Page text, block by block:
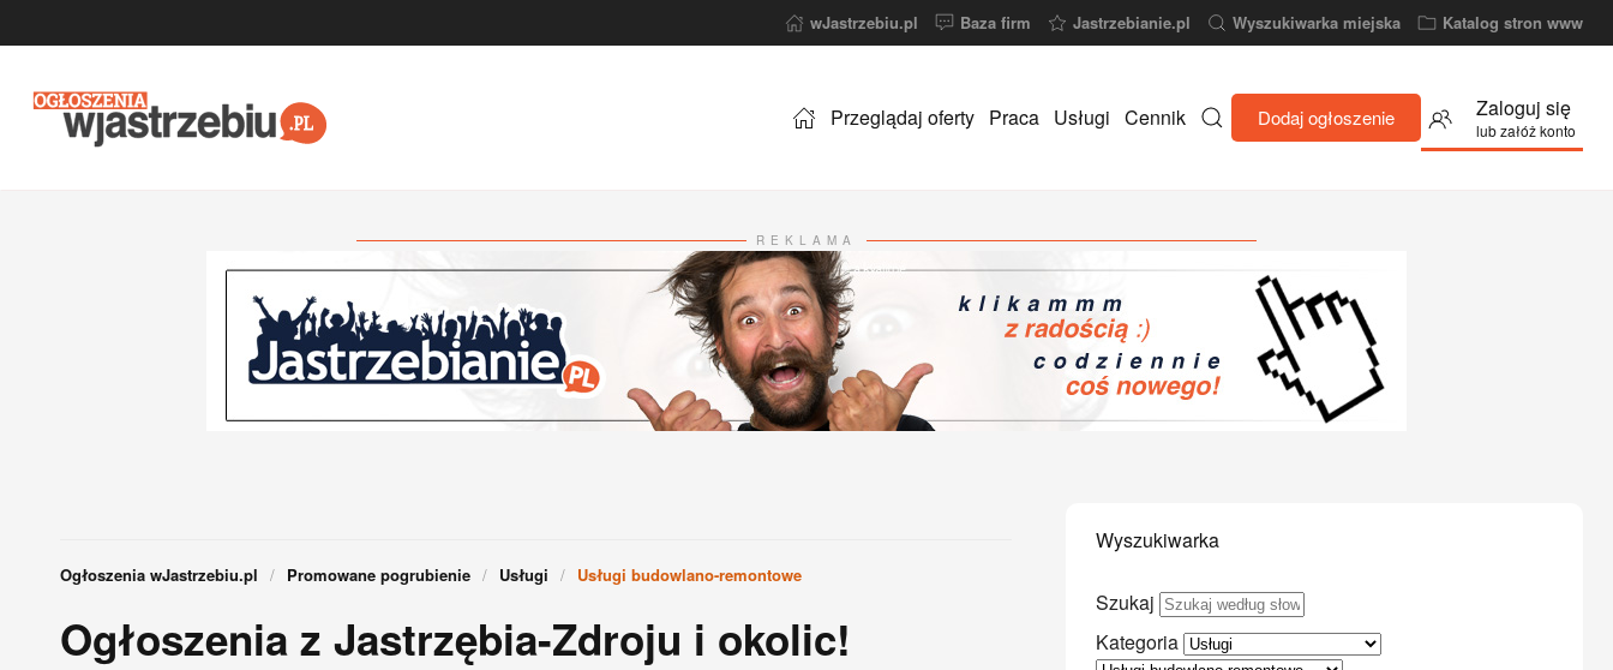
wJastrzebiu.pl Baza firm Jastrzebianie.pl Wyszukiwarka miejska Katalog stron www
Przeglądaj oferty Praca Usługi Cennik Dodaj ogłoszenie Zaloguj się
lub załóż konto
REKLAMA
Ogłoszenia wJastrzebiu.pl Promowane pogrubienie Usługi Usługi budowlano-remontowe
Ogłoszenia z Jastrzębia-Zdroju i okolic!
Wyszukiwarka
Szukaj
Kategoria